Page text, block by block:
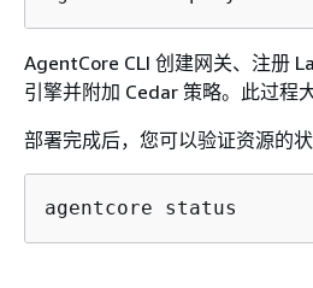
AgentCore CLI 创建网关、注册
引擎并附加 Cedar 策略。此过程
部署完成后，您可以验证资源的状
agentcore status